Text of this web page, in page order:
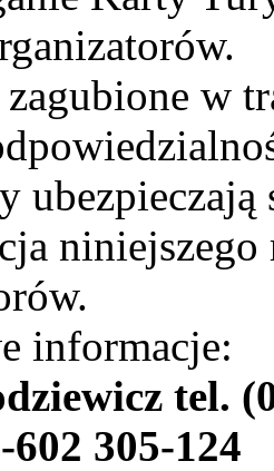
zagubione w
ubezpieczają
informacje:
tel.
305-124